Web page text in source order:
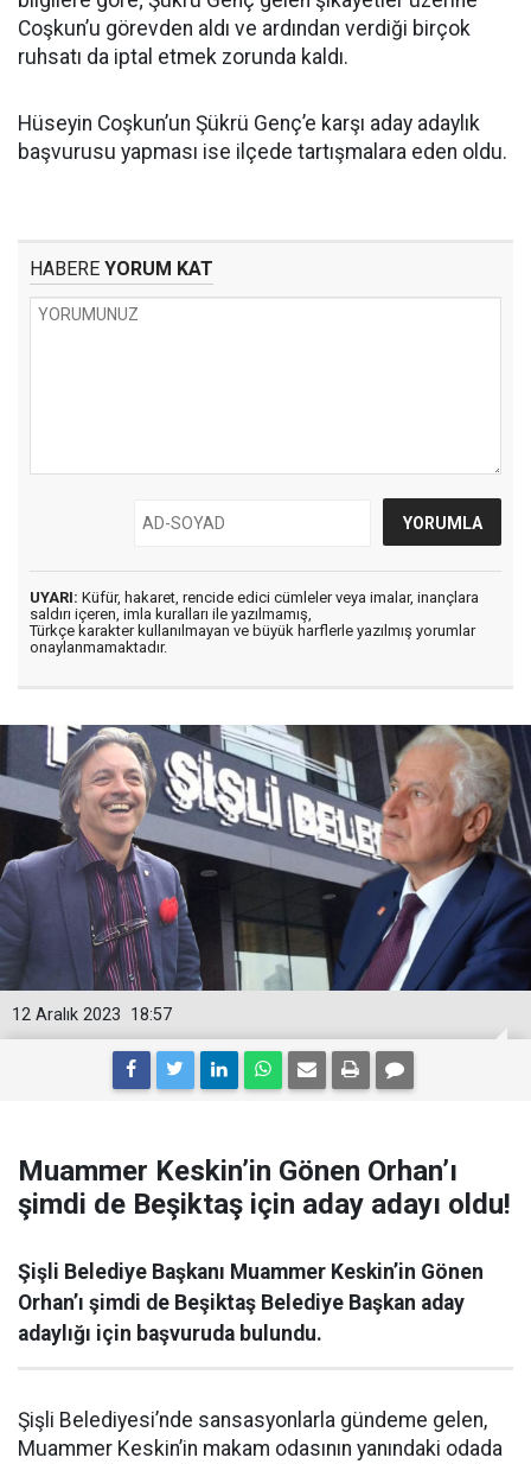
Coşkun’u görevden aldı ve ardından verdiği birçok
ruhsatı da iptal etmek zorunda kaldı.
Hüseyin Coşkun’un Şükrü Genç’e karşı aday adaylık
başvurusu yapması ise ilçede tartışmalara eden oldu.
HABERE YORUM KAT
UYARI: Küfür, hakaret, rencide edici cümleler veya imalar, inançlara
saldırı içeren, imla kuralları ile yazılmamış,
Türkçe karakter kullanılmayan ve büyük harflerle yazılmış yorumlar
onaylanmamaktadır.
18:57
12 Aralık 2023
Muammer Keskin’in Gönen Orhan’ı
şimdi de Beşiktaş için aday adayı oldu!
Şişli Belediye Başkanı Muammer Keskin’in Gönen
Orhan’ı şimdi de Beşiktaş Belediye Başkan aday
adaylığı için başvuruda bulundu.
Şişli Belediyesi’nde sansasyonlarla gündeme gelen,
Muammer Keskin’in makam odasının yanındaki odada